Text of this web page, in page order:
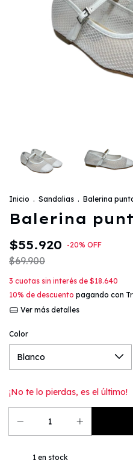
Inicio . Sandalias . Balerina
Balerina
$55.920 -20% OFF
$69.900
3 cuotas sin interés de $18.640
10% de descuento pagando con
Ver más detalles
Color
¡No te lo pierdas, es el último!
1 en stock